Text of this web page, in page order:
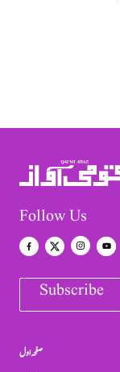
Follow Us
Subscribe
صفحہ اول